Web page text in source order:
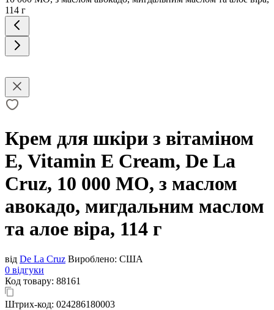
Крем для шкіри з вітаміном
Е, Vitamin E Cream, De La
Cruz, 10 000 МО, з маслом
авокадо, мигдальним маслом
та алое віра, 114 г
від De La Cruz Вироблено: США
0 відгуки
Код товару: 88161
Штрих-код: 024286180003